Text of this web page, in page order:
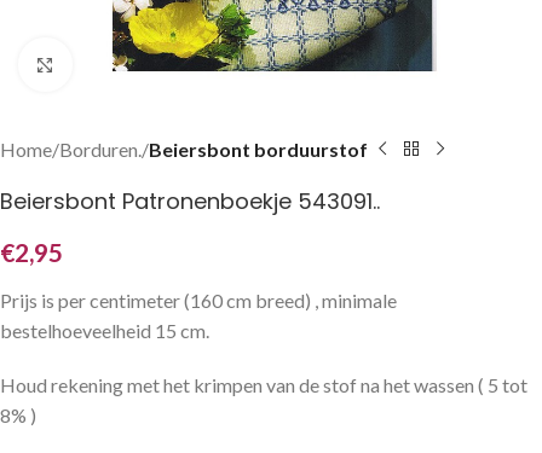
Klik om te vergroten
Home Borduren. Beiersbont borduurstof
Beiersbont Patronenboekje 543091..
€2,95
Prijs is per centimeter (160 cm breed) , minimale
bestelhoeveelheid 15 cm.
Houd rekening met het krimpen van de stof na het wassen ( 5 tot
8% )